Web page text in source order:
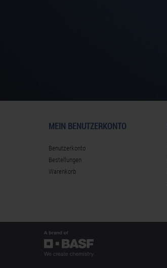
MEIN BENUTZERKONTO
Benutzerkonto
Bestellungen
Warenkorb